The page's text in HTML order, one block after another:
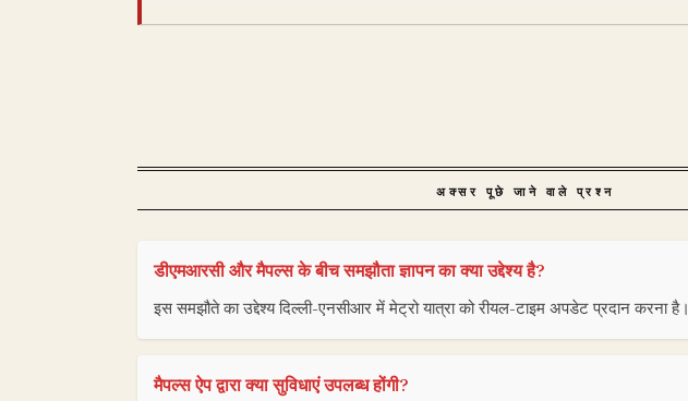
अक्सर पूछे जाने वाले प्रश्न
डीएमआरसी और मैपल्स के बीच समझौता ज्ञापन का क्या उद्देश्य है?
इस समझौते का उद्देश्य दिल्ली-एनसीआर में मेट्रो यात्रा को रीयल-टाइम अपडेट प्रदान करना है।
मैपल्स ऐप द्वारा क्या सुविधाएं उपलब्ध होंगी?